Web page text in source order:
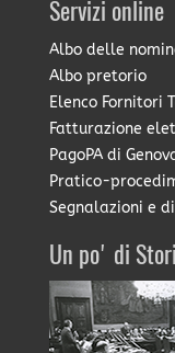
Servizi online
Albo delle
Albo pretorio
Elenco Fornitori
Fatturazione
PagoPA di
Pratico-
Segnalazioni e
Un po' di